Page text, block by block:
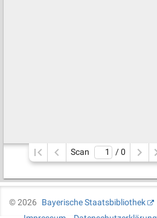
Scan / 0
©2026
Bayerische Staatsbibliothek